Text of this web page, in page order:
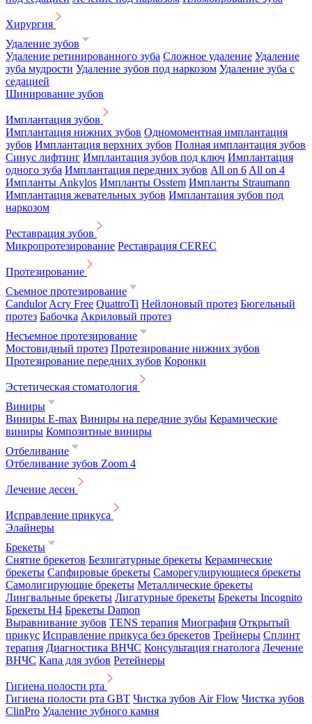
Хирургия
Удаление зубов
Удаление ретинированного зуба Сложное удаление Удаление
зуба мудрости Удаление зубов под наркозом Удаление зуба с
седацией
Шинирование зубов
Имплантация зубов
Имплантация нижних зубов Одномоментная имплантация
зубов Имплантация верхних зубов Полная имплантация зубов
Синус лифтинг Имплантация зубов под ключ Имплантация
одного зуба Имплантация передних зубов All on 6 All on 4
Импланты Ankylos Импланты Osstem Импланты Straumann
Имплантация жевательных зубов Имплантация зубов под
наркозом
Реставрация зубов
Микропротезирование Реставрация CEREC
Протезирование
Съемное протезирование
Candulor Acry Free QuattroTi Нейлоновый протез Бюгельный
протез Бабочка Акриловый протез
Несъемное протезирование
Мостовидный протез Протезирование нижних зубов
Протезирование передних зубов Коронки
Эстетическая стоматология
Виниры
Виниры E-max Виниры на передние зубы Керамические
виниры Композитные виниры
Отбеливание
Отбеливание зубов Zoom 4
Лечение десен
Исправление прикуса
Элайнеры
Брекеты
Снятие брекетов Безлигатурные брекеты Керамические
брекеты Сапфировые брекеты Саморегулирующиеся брекеты
Самолигирующие брекеты Металлические брекеты
Лингвальные брекеты Лигатурные брекеты Брекеты Incognito
Брекеты H4 Брекеты Damon
Выравнивание зубов TENS терапия Миография Открытый
прикус Исправление прикуса без брекетов Трейнеры Сплинт
терапия Диагностика ВНЧС Консультация гнатолога Лечение
ВНЧС Капа для зубов Ретейнеры
Гигиена полости рта
Гигиена полости рта GBT Чистка зубов Air Flow Чистка зубов
ClinPro Удаление зубного камня